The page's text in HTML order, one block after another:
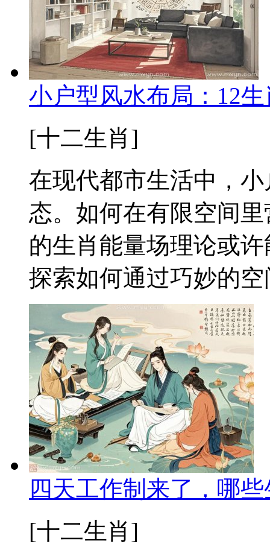
小户型风水布局：12
[十二生肖]
在现代都市生活中，
态。如何在有限空间
的生肖能量场理论或
探索如何通过巧妙的
四天工作制来了，哪
[十二生肖]